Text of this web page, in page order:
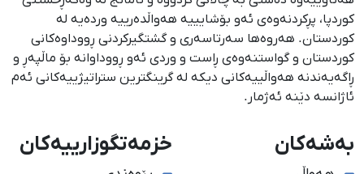
كوردپا، پڕكردنەوەی ئەو بۆشایییە هەواڵدەرییە وردەیە لە
كوردستان. هەروەها سەرتاسەری و گشتگیركردنی ڕووداوەكانی
كوردستان و گواستنەوەی ڕاست و وردی ئەو ڕووداوانە بۆ ماڵپەڕ و
ڕاگەیەندنە هەواڵییەكانی دیكە لە گرینگترین ستراتیژییەكانی ئەم
ئاژانسە دێنە ئەژمار.
بەشەکان خزمەتگوزارییەکان